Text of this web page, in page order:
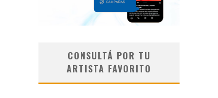
CONSULTÁ POR TU
ARTISTA FAVORITO